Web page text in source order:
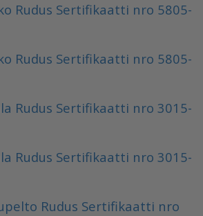
Rudus Sertifikaatti nro 5805-
Rudus Sertifikaatti nro 5805-
Rudus Sertifikaatti nro 3015-
Rudus Sertifikaatti nro 3015-
Rudus Sertifikaatti nro